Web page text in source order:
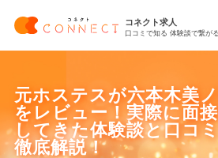
コネクト求人
口コミで知る 体験談で繋が
元ホステスが六本木美
をレビュー！実際に面
してきた体験談と口コ
徹底解説！